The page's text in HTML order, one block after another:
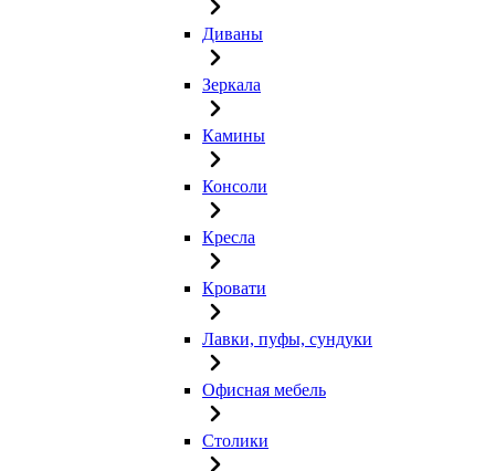
Диваны
Зеркала
Камины
Консоли
Кресла
Кровати
Лавки, пуфы, сундуки
Офисная мебель
Столики